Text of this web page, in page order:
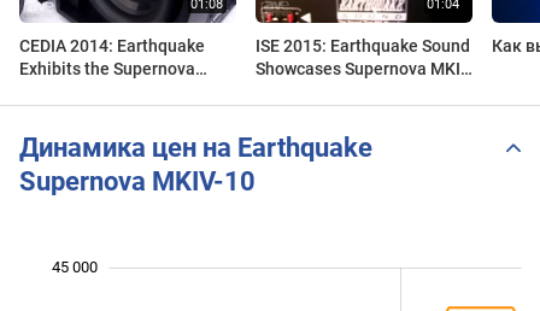
CEDIA 2014: Earthquake
Exhibits the Supernova
ISE 2015: Earthquake Sound
Showcases Supernova MKIV
Как
Динамика цен на Earthquake
Supernova MKIV-10
45 000